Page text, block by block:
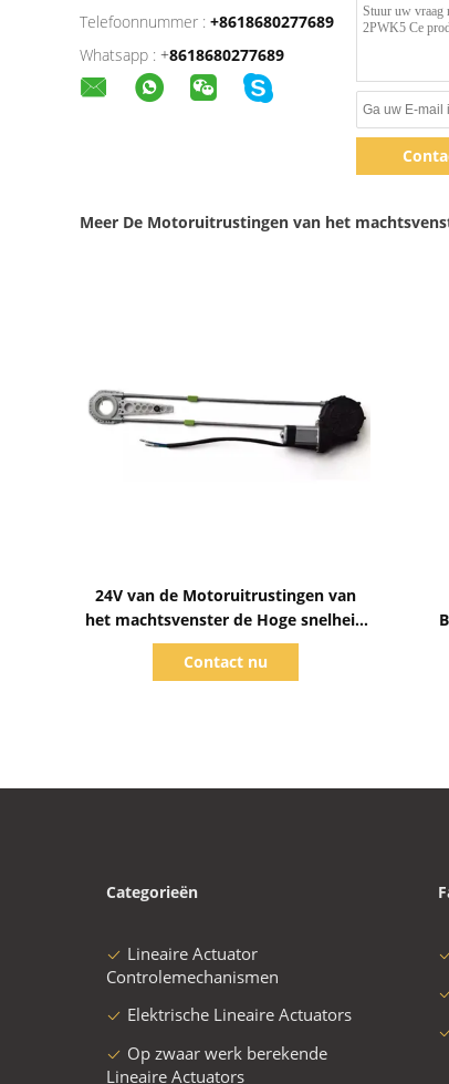
Telefoonnummer : +8618680277689
Whatsapp : +8618680277689
Meer De Motoruitrustingen van het
24V van de Motoruitrustingen van
het machtsvenster de Hoge snelheid
van de de Regelgeversassemblage
Contact nu
Categorieën
Lineaire Actuator
Controlemechanismen
Elektrische Lineaire Actuators
Op zwaar werk berekende
Lineaire Actuators